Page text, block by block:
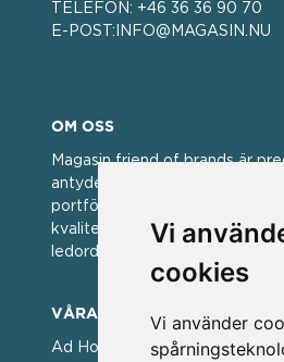
Vi
cookies
Vi använder
TELEFON: +46 36 36 90 70
E-POST: INFO@MAGASIN.NU
OM OSS
Magasin friend of brands är
antyder; en vän av
portfölj med välkända
kvalitet. För oss har kvalitet
ledorden och som styrt vår
VÅRA VARUMÄRKEN
Ad Hoc ▪ Bialetti ▪ Cole &